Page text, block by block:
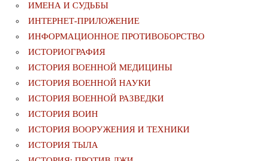
ИМЕНА И СУДЬБЫ
ИНТЕРНЕТ-ПРИЛОЖЕНИЕ
ИНФОРМАЦИОННОЕ ПРОТИВОБОРСТВО
ИСТОРИОГРАФИЯ
ИСТОРИЯ ВОЕННОЙ МЕДИЦИНЫ
ИСТОРИЯ ВОЕННОЙ НАУКИ
ИСТОРИЯ ВОЕННОЙ РАЗВЕДКИ
ИСТОРИЯ ВОИН
ИСТОРИЯ ВООРУЖЕНИЯ И ТЕХНИКИ
ИСТОРИЯ ТЫЛА